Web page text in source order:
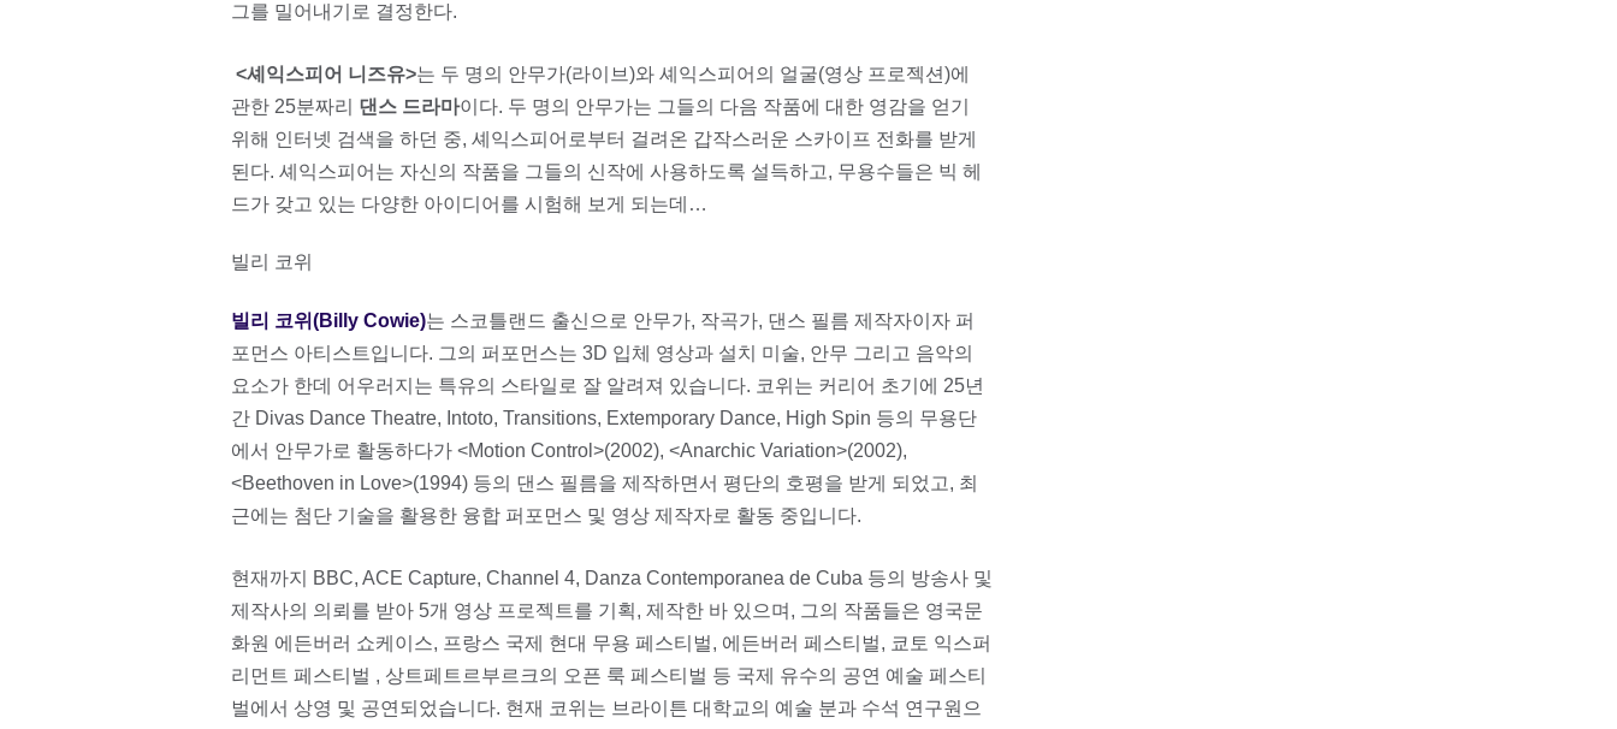
그를 밀어내기로 결정한다.
<셰익스피어 니즈유>는 두 명의 안무가(라이브)와 셰익스피어의 얼굴(영상 프로젝션)에
관한 25분짜리 댄스 드라마이다. 두 명의 안무가는 그들의 다음 작품에 대한 영감을 얻기
위해 인터넷 검색을 하던 중, 셰익스피어로부터 걸려온 갑작스러운 스카이프 전화를 받게
된다. 셰익스피어는 자신의 작품을 그들의 신작에 사용하도록 설득하고, 무용수들은 빅 헤
드가 갖고 있는 다양한 아이디어를 시험해 보게 되는데…
빌리 코위
빌리 코위(Billy Cowie)는 스코틀랜드 출신으로 안무가, 작곡가, 댄스 필름 제작자이자 퍼
포먼스 아티스트입니다. 그의 퍼포먼스는 3D 입체 영상과 설치 미술, 안무 그리고 음악의
요소가 한데 어우러지는 특유의 스타일로 잘 알려져 있습니다. 코위는 커리어 초기에 25년
간 Divas Dance Theatre, Intoto, Transitions, Extemporary Dance, High Spin 등의 무용단
에서 안무가로 활동하다가 <Motion Control>(2002), <Anarchic Variation>(2002),
<Beethoven in Love>(1994) 등의 댄스 필름을 제작하면서 평단의 호평을 받게 되었고, 최
근에는 첨단 기술을 활용한 융합 퍼포먼스 및 영상 제작자로 활동 중입니다.
현재까지 BBC, ACE Capture, Channel 4, Danza Contemporanea de Cuba 등의 방송사 및
제작사의 의뢰를 받아 5개 영상 프로젝트를 기획, 제작한 바 있으며, 그의 작품들은 영국문
화원 에든버러 쇼케이스, 프랑스 국제 현대 무용 페스티벌, 에든버러 페스티벌, 쿄토 익스퍼
리먼트 페스티벌 , 상트페트르부르크의 오픈 룩 페스티벌 등 국제 유수의 공연 예술 페스티
벌에서 상영 및 공연되었습니다. 현재 코위는 브라이튼 대학교의 예술 분과 수석 연구원으